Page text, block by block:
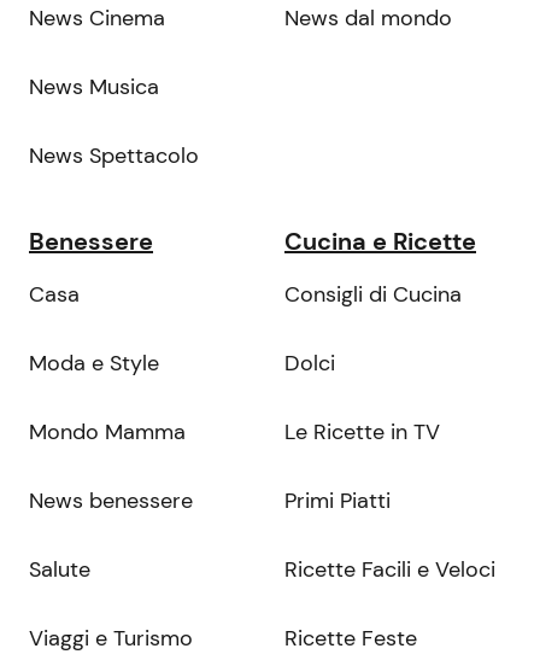
News Cinema
News Musica
News Spettacolo
News dal mondo
Benessere
Casa
Moda e Style
Mondo Mamma
News benessere
Salute
Viaggi e Turismo
Cucina e Ricette
Consigli di Cucina
Dolci
Le Ricette in TV
Primi Piatti
Ricette Facili e Veloci
Ricette Feste